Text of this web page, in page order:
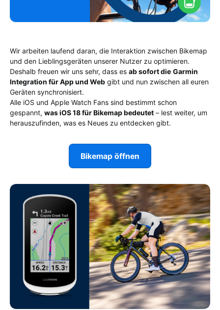
Wir arbeiten laufend daran, die Interaktion zwischen Bikemap
und den Lieblingsgeräten unserer Nutzer zu optimieren.
Deshalb freuen wir uns sehr, dass es ab sofort die Garmin
Integration für App und Web gibt und nun zwischen all euren
Geräten synchronisiert.
Alle iOS und Apple Watch Fans sind bestimmt schon
gespannt, was iOS 18 für Bikemap bedeutet – lest weiter, um
herauszufinden, was es Neues zu entdecken gibt.
Bikemap öffnen